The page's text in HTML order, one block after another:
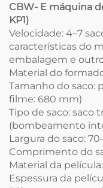
CBW- E máquina
KP1)
Velocidade: 4–7
características do
embalagem e
Material do
Tamanho do saco:
filme: 680 mm)
Tipo de saco: saco
(bombeamento
Largura do saco:
Comprimento do
Material da película:
Espessura da